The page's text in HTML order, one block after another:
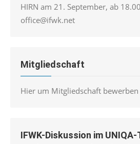
HIRN am 21. September, ab
office@ifwk.net
Mitgliedschaft
Hier um Mitgliedschaft bewerben
IFWK-Diskussion im UNIQA-